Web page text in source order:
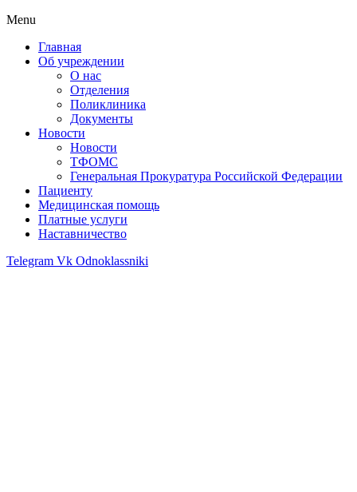
Menu
Главная
Об учреждении
О нас
Отделения
Поликлиника
Документы
Новости
Новости
ТФОМС
Генеральная Прокуратура Российской Федерации
Пациенту
Медицинская помощь
Платные услуги
Наставничество
Telegram Vk Odnoklassniki